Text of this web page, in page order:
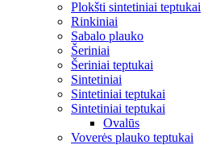
Plokšti sintetiniai teptukai
Rinkiniai
Sabalo plauko
Šeriniai
Šeriniai teptukai
Sintetiniai
Sintetiniai teptukai
Sintetiniai teptukai
Ovalūs
Voverės plauko teptukai